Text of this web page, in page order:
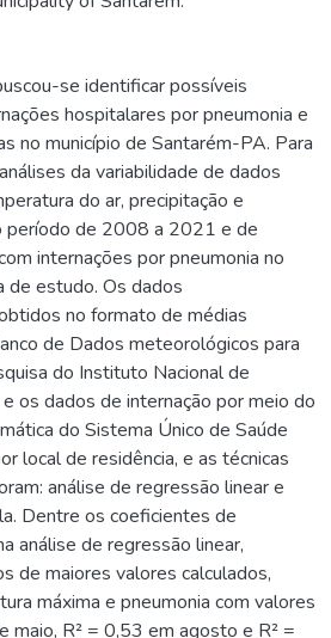
se identificar possíveis
hospitalares por pneumonia e
no município de Santarém-PA. Para
da variabilidade de dados
do ar, precipitação e
período de 2008 a 2021 e de
internações por pneumonia no
de estudo. Os dados
no formato de médias
de Dados meteorológicos para
do Instituto Nacional de
os dados de internação por meio do
do Sistema Único de Saúde
local de residência, e as técnicas
análise de regressão linear e
Dentre os coeficientes de
análise de regressão linear,
de maiores valores calculados,
máxima e pneumonia com valores
maio, R² = 0,53 em agosto e R² =